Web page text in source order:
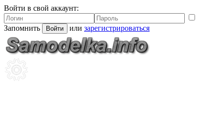
Войти в свой аккаунт:
Запомнить Войти или зарегистрироваться